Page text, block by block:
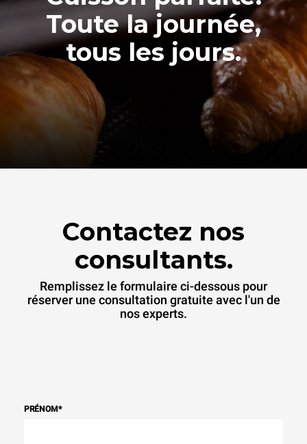
Toute la journée,
tous les jours.
Contactez nos
consultants.
Remplissez le formulaire ci-dessous pour
réserver une consultation gratuite avec l'un de
nos experts.
PRÉNOM*